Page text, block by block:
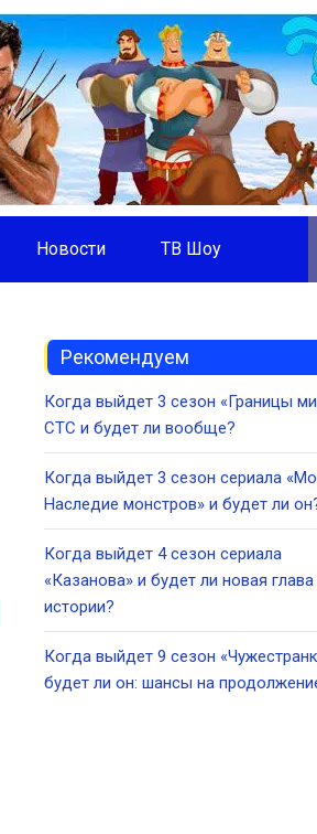
Новости ТВ Шоу
Рекомендуем
Когда выйдет 3 сезон «Границы
СТС и будет ли вообще?
Когда выйдет 3 сезон сериала
Наследие монстров» и будет ли
Когда выйдет 4 сезон сериала
«Казанова» и будет ли новая глава
истории?
Когда выйдет 9 сезон
будет ли он: шансы на